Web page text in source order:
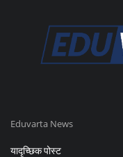
Eduvarta News
यादृच्छिक पोस्ट